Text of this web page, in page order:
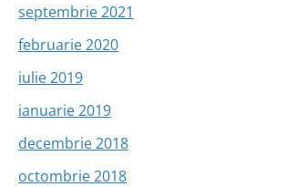
septembrie 2021
februarie 2020
iulie 2019
ianuarie 2019
decembrie 2018
octombrie 2018